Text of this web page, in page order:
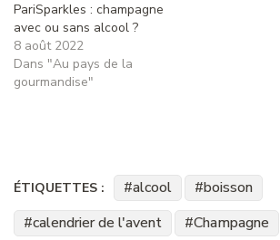
PariSparkles : champagne
avec ou sans alcool ?
8 août 2022
Dans "Au pays de la
gourmandise"
ÉTIQUETTES : alcool
boisson
calendrier de l'avent
Champagne